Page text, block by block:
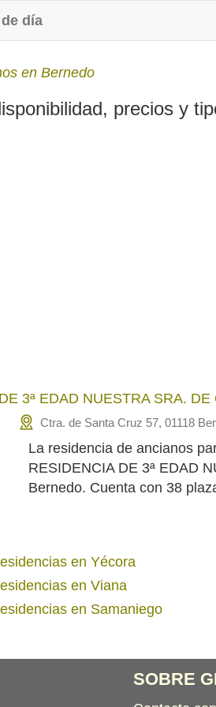
día
en Bernedo
precios y
3ª EDAD NUESTRA SRA. DE
Ctra. de Santa Cruz 57, 01118
La residencia de ancianos
RESIDENCIA DE 3ª EDAD
Bernedo. Cuenta con 38
en Yécora
en Viana
en Samaniego
SOBRE